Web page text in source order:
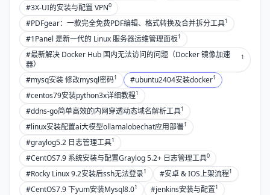
#3X-UI的安装与配置 VPN0
#PDFgear：一款完全免费PDF编辑、格式转换及合并拆分工具1
#1Panel 是新一代的 Linux 服务器运维管理面板1
#最新解决 Docker Hub 国内无法访问的问题（Docker 镜像加速
器）
1
#mysq安装 修改mysql密码1 #ubuntu2404安装docker1
#centos79安装python3x详细教程1
#ddns-go简单高效的内网穿透动态域名解析工具1
#linux安装配置ai大模型ollamalobechat应用部署1
#graylog5.2 日志管理工具1
#CentOS7.9 系统安装与配置Graylog 5.2+ 日志管理工具0
#Rocky Linux 9.2安装后ssh无法登录1 #安卓 & IOS上架流程1
#CentOS7.9 下yum安装Mysql8.01 #jenkins安装与配置1